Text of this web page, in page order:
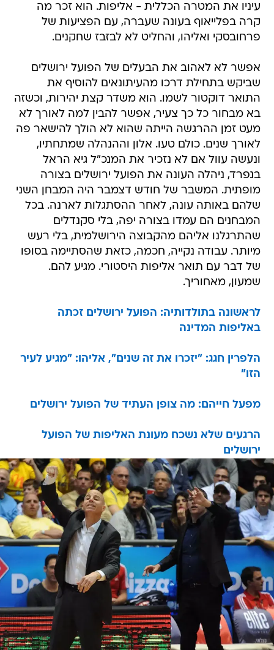
עיניו את המטרה הכללית - אליפות. הוא זכר מה
קרה בפלייאוף בעונה שעברה, עם הפציעות של
פרחובסקי ואליהו, והחליט לא לבזבז שחקנים.
אפשר לא לאהוב את הבעלים של הפועל ירושלים
שביקש בתחילת דרכו מהעיתונאים להוסיף את
התואר דוקטור לשמו. הוא משדר קצת יהירות, וכשזה
בא מבחור כל כך צעיר, אפשר להבין למה לאורך לא
מעט זמן ההרגשה הייתה שהוא לא הולך להישאר פה
לאורך שנים. כולם טעו. אלון וההנהלה שמתחתיו,
ונעשה עוול אם לא נזכיר את המנכ"ל גיא הראל
בנפרד, ניהלה העונה את הפועל ירושלים בצורה
מופתית. המשבר של חודש דצמבר היה המבחן השני
שלהם באותה עונה, לאחר ההסתגלות לארנה. בכל
המבחנים הם עמדו בצורה יפה, בלי סקנדלים
שהתרגלנו אליהם מהקבוצה הירושלמית, בלי רעש
מיותר. עבודה נקייה, חכמה, כזאת שהסתיימה בסופו
של דבר עם תואר אליפות היסטורי. מגיע להם.
שמעון, מאחוריך.
לראשונה בתולדותיה: הפועל ירושלים זכתה
באליפות המדינה
הלפרין חגג: "יזכרו את זה שנים", אליהו: "מגיע לעיר
הזו"
מפעל חייהם: מה צופן העתיד של הפועל ירושלים
הרגעים שלא נשכח מעונת האליפות של הפועל
ירושלים